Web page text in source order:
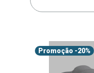
Promoção -20%